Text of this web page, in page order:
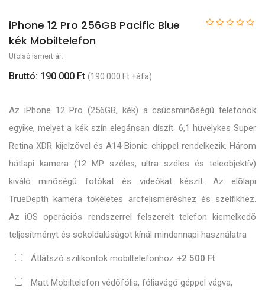
iPhone 12 Pro 256GB Pacific Blue
kék Mobiltelefon
Utolsó ismert ár:
Bruttó: 190 000 Ft (190 000 Ft +áfa)
Az iPhone 12 Pro (256GB, kék) a csúcsminõségû telefonok
egyike, melyet a kék szín elegánsan díszít. 6,1 hüvelykes Super
Retina XDR kijelzõvel és A14 Bionic chippel rendelkezik. Három
hátlapi kamera (12 MP széles, ultra széles és teleobjektív)
kiváló minõségû fotókat és videókat készít. Az elõlapi
TrueDepth kamera tökéletes arcfelismeréshez és szelfikhez.
Az iOS operációs rendszerrel felszerelt telefon kiemelkedõ
teljesítményt és sokoldalúságot kínál mindennapi használatra
Átlátszó szilikontok mobiltelefonhoz +2 500 Ft
Matt Mobiltelefon védőfólia, fóliavágó géppel vágva,